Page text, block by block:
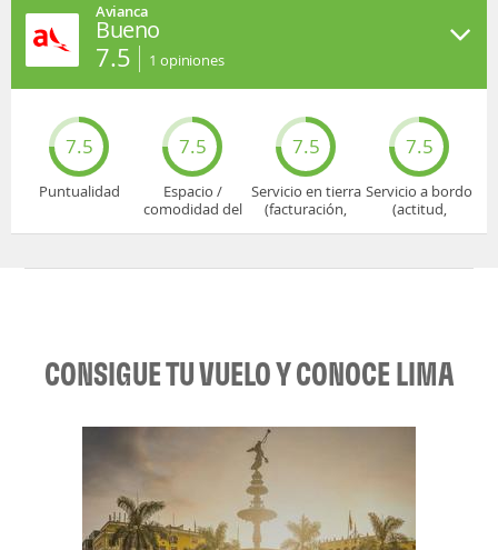
Avianca
Bueno
7.5 1 opiniones
7.5
Puntualidad
7.5
Espacio /
comodidad del
7.5
Servicio en tierra
(facturación,
7.5
Servicio a bordo
(actitud,
CONSIGUE TU VUELO Y CONOCE LIMA